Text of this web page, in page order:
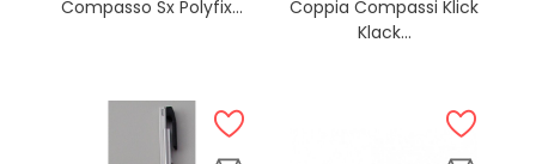
Compasso Sx Polyfix...
Coppia Compassi Klick
Klack...